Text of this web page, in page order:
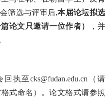
筛选与评审后,本届论坛拟选
论文只邀请一位作者）
，并
回执至cks@fudan.edu.cn （请
式命名）。论文格式请参照